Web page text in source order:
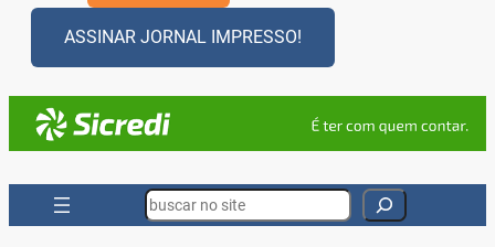
ASSINAR JORNAL IMPRESSO!
Search